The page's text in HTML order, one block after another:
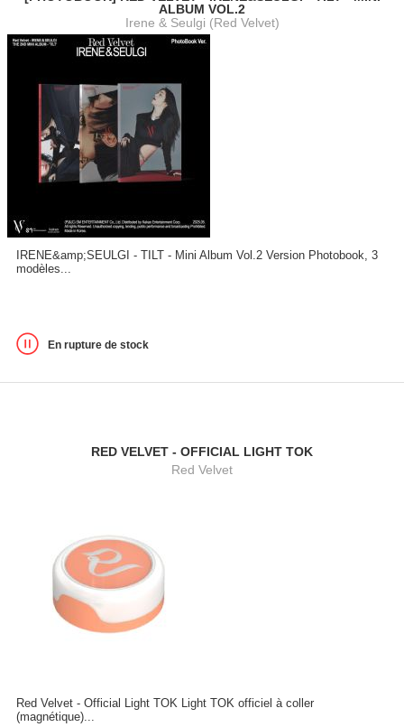
ALBUM VOL.2
Irene & Seulgi (Red Velvet)
IRENE&amp;SEULGI - TILT - Mini Album Vol.2 Version Photobook, 3
modèles...
En rupture de stock
RED VELVET - OFFICIAL LIGHT TOK
Red Velvet
Red Velvet - Official Light TOK Light TOK officiel à coller
(magnétique)...